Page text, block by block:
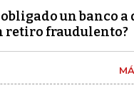
obligado un banco
retiro fraudulento?